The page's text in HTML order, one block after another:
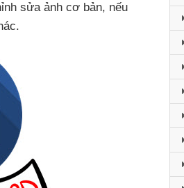
sửa ảnh cơ bản, nếu